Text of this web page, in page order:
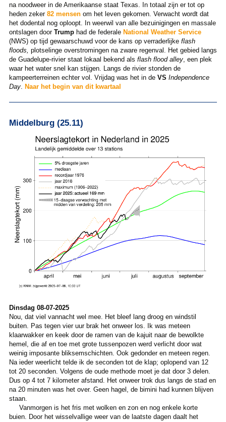
na noodweer in de Amerikaanse staat Texas. In totaal zijn er tot op
heden zeker 82 mensenom het leven gekomen. Verwacht wordt dat
het dodental nog oploopt. In weerwil van alle bezuinigingen en massale
ontslagen door Trumphad de federale National Weather Service
(NWS) op tijd gewaarschuwd voor de kans op verraderlijke flash
floods, plotselinge overstromingen na zware regenval. Het gebied langs
de Guadelupe-rivier staat lokaal bekend als flash flood alley, een plek
waar het water snel kan stijgen. Langs de rivier stonden de
kampeerterreinen echter vol. Vrijdag was het in de VS Independence
Day. Naar het begin van dit kwartaal
Middelburg (25.11)
Dinsdag 08-07-2025
Nou, dat viel vannacht wel mee. Het bleef lang droog en windstil
buiten. Pas tegen vier uur brak het onweer los. Ik was meteen
klaarwakker en keek door de ramen van de kajuit naar de bewolkte
hemel, die af en toe met grote tussenpozen werd verlicht door wat
weinig imposante bliksemschichten. Ook gedonder en meteen regen.
Na ieder weerlicht telde ik de seconden tot de klap; oplopend van 12
tot 20 seconden. Volgens de oude methode moet je dat door 3 delen.
Dus op 4 tot 7 kilometer afstand. Het onweer trok dus langs de stad en
na 20 minuten was het over. Geen hagel, de bimini had kunnen blijven
staan.
Vanmorgen is het fris met wolken en zon en nog enkele korte
buien. Door het wisselvallige weer van de laatste dagen daalt het